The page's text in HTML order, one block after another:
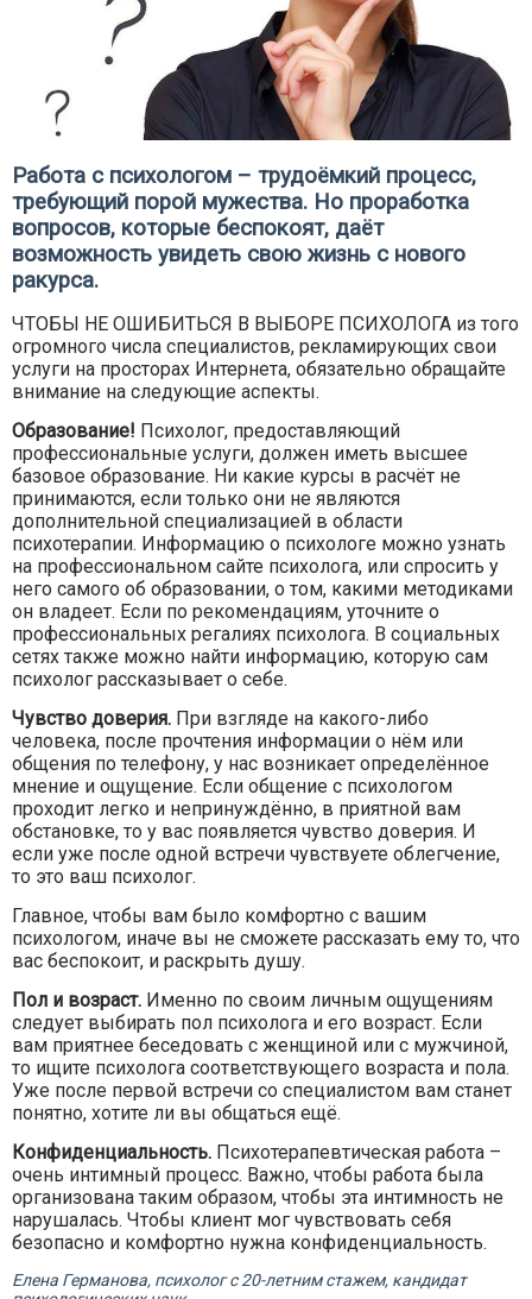
Работа с психологом – трудоёмкий процесс,
требующий порой мужества. Но проработка
вопросов, которые беспокоят, даёт
возможность увидеть свою жизнь с нового
ракурса.
ЧТОБЫ НЕ ОШИБИТЬСЯ В ВЫБОРЕ ПСИХОЛОГА из того
огромного числа специалистов, рекламирующих свои
услуги на просторах Интернета, обязательно обращайте
внимание на следующие аспекты.
Образование! Психолог, предоставляющий
профессиональные услуги, должен иметь высшее
базовое образование. Ни какие курсы в расчёт не
принимаются, если только они не являются
дополнительной специализацией в области
психотерапии. Информацию о психологе можно узнать
на профессиональном сайте психолога, или спросить у
него самого об образовании, о том, какими методиками
он владеет. Если по рекомендациям, уточните о
профессиональных регалиях психолога. В социальных
сетях также можно найти информацию, которую сам
психолог рассказывает о себе.
Чувство доверия. При взгляде на какого-либо
человека, после прочтения информации о нём или
общения по телефону, у нас возникает определённое
мнение и ощущение. Если общение с психологом
проходит легко и непринуждённо, в приятной вам
обстановке, то у вас появляется чувство доверия. И
если уже после одной встречи чувствуете облегчение,
то это ваш психолог.
Главное, чтобы вам было комфортно с вашим
психологом, иначе вы не сможете рассказать ему то, что
вас беспокоит, и раскрыть душу.
Пол и возраст. Именно по своим личным ощущениям
следует выбирать пол психолога и его возраст. Если
вам приятнее беседовать с женщиной или с мужчиной,
то ищите психолога соответствующего возраста и пола.
Уже после первой встречи со специалистом вам станет
понятно, хотите ли вы общаться ещё.
Конфиденциальность. Психотерапевтическая работа –
очень интимный процесс. Важно, чтобы работа была
организована таким образом, чтобы эта интимность не
нарушалась. Чтобы клиент мог чувствовать себя
безопасно и комфортно нужна конфиденциальность.
Елена Германова, психолог с 20-летним стажем, кандидат